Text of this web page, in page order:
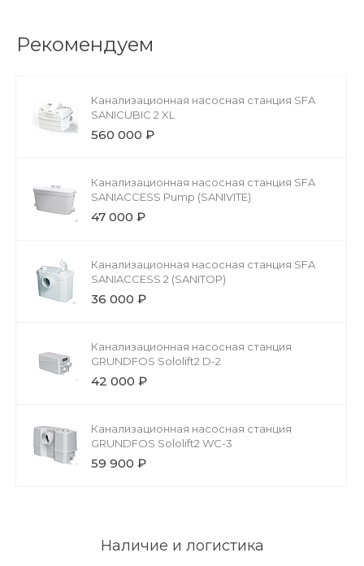
Рекомендуем
Канализационная насосная станция SFA
SANICUBIC 2 XL
560 000 ₽
Канализационная насосная станция SFA
SANIACCESS Pump (SANIVITE)
47 000 ₽
Канализационная насосная станция SFA
SANIACCESS 2 (SANITOP)
36 000 ₽
Канализационная насосная станция
GRUNDFOS Sololift2 D-2
42 000 ₽
Канализационная насосная станция
GRUNDFOS Sololift2 WC-3
59 900 ₽
Наличие и логистика